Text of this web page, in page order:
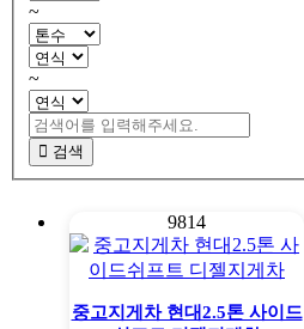
~
~
검색
9814
중고지게차 현대2.5톤 사이드